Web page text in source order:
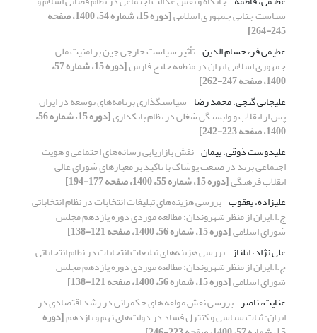
سیاست جنایی جمهوری اسلامی [دوره 15، شماره 54، 1400، صفحه
245-264]
عظیمی فر، حسام الدین تأثیر سیاست خارجی چین بر امنیت ملی
جمهوری اسلامی ایران در منطقه خلیج فارس [دوره 15، شماره 57،
1400، صفحه 247-262]
علیجانی گنجی، محمد رضا سیاستگذاری برنامه‌های توسعه در ایران
پس از انقلاب و وابستگی شغلی در نظام بانکداری [دوره 15، شماره 56،
1400، صفحه 223-242]
علیدوست ذوقی، پیمان نقش بازاریابی رسانه‌های اجتماعی و هویت
اجتماعی برند در صنعت پوشاک با تاکید بر معیارهای شورای عالی
انقلاب فرهنگی[دوره 15، شماره 55، 1400، صفحه 177-194]
علیزاده، یعقوب بررسی هزینه‌های تبلیغات انتخابات در نظام انتخاباتی
ج.ا.ایران از منظر شهروندان؛ مطالعه موردی دوره یازدهم مجلس
شورای اسلامی[دوره 15، شماره 56، 1400، صفحه 121-138]
علی نژاد، ایلناز بررسی هزینه‌های تبلیغات انتخابات در نظام انتخاباتی
ج.ا.ایران از منظر شهروندان؛ مطالعه موردی دوره یازدهم مجلس
شورای اسلامی[دوره 15، شماره 56، 1400، صفحه 121-138]
عنایت، ناصر بررسی نقش مولفه های حکمرانی در رشد اقتصادی در
ایران: ثبات سیاسی و کنترل فساد در دولت‌های نهم و یازدهم[دوره